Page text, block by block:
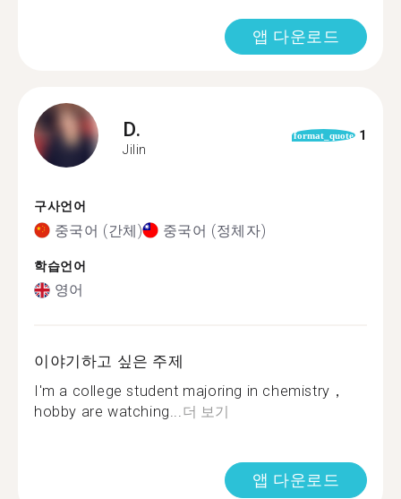
앱 다운로드
D.
Jilin
format_quote 1
구사언어
중국어 (간체) 중국어 (정체자)
학습언어
영어
이야기하고 싶은 주제
I'm a college student majoring in chemistry，
hobby are watching...더 보기
앱 다운로드